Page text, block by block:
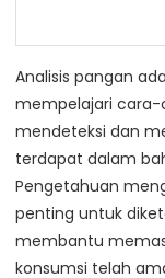
Analisis pangan
mempelajari cara-
mendeteksi dan
terdapat dalam
Pengetahuan
penting untuk
membantu
konsumsi telah